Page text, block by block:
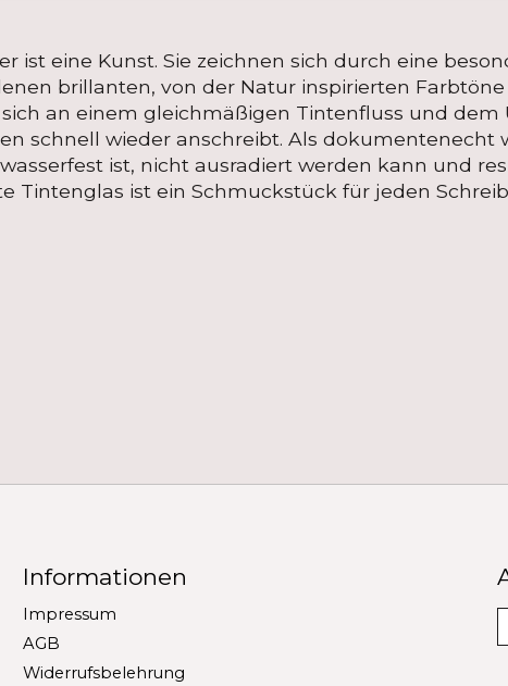
ist eine Kunst. Sie zeichnen sich durch eine
brillanten, von der Natur inspirierten
an einem gleichmäßigen Tintenfluss und
schnell wieder anschreibt. Als dokumentenecht
ist, nicht ausradiert werden kann und
Tintenglas ist ein Schmuckstück für jeden
Informationen
Impressum
AGB
Widerrufsbelehrung